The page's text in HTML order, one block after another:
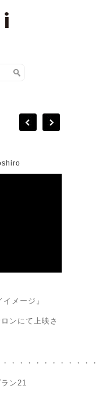
メージ』
ンにて上映さ
・・・・・・・・・・・
ン21